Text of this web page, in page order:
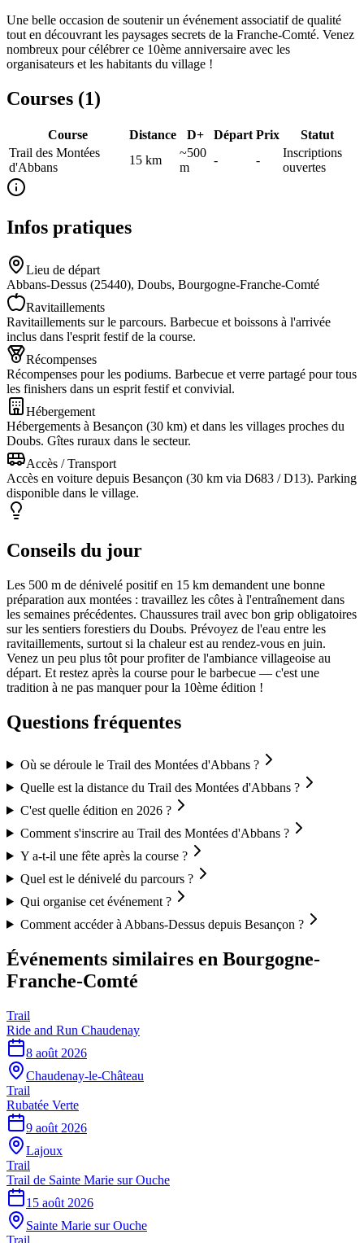
Une belle occasion de soutenir un événement associatif de qualité
tout en découvrant les paysages secrets de la Franche-Comté. Venez
nombreux pour célébrer ce 10ème anniversaire avec les
organisateurs et les habitants du village !
Courses (1)
Course Distance D+ Départ Prix
Statut
Trail des Montées
d'Abbans
15 km
~500
m
- -
Inscriptions
ouvertes
Infos pratiques
Lieu de départ
Abbans-Dessus (25440), Doubs, Bourgogne-Franche-Comté
Ravitaillements
Ravitaillements sur le parcours. Barbecue et boissons à l'arrivée
inclus dans l'esprit festif de la course.
Récompenses
Récompenses pour les podiums. Barbecue et verre partagé pour tous
les finishers dans un esprit festif et convivial.
Hébergement
Hébergements à Besançon (30 km) et dans les villages proches du
Doubs. Gîtes ruraux dans le secteur.
Accès / Transport
Accès en voiture depuis Besançon (30 km via D683 / D13). Parking
disponible dans le village.
Conseils du jour
Les 500 m de dénivelé positif en 15 km demandent une bonne
préparation aux montées : travaillez les côtes à l'entraînement dans
les semaines précédentes. Chaussures trail avec bon grip obligatoires
sur les sentiers forestiers du Doubs. Prévoyez de l'eau entre les
ravitaillements, surtout si la chaleur est au rendez-vous en juin.
Venez un peu plus tôt pour profiter de l'ambiance villageoise au
départ. Et restez après la course pour le barbecue — c'est une
tradition à ne pas manquer pour la 10ème édition !
Questions fréquentes
Où se déroule le Trail des Montées d'Abbans ?
Quelle est la distance du Trail des Montées d'Abbans ?
C'est quelle édition en 2026 ?
Comment s'inscrire au Trail des Montées d'Abbans ?
Y a-t-il une fête après la course ?
Quel est le dénivelé du parcours ?
Qui organise cet événement ?
Comment accéder à Abbans-Dessus depuis Besançon ?
Événements similaires en Bourgogne-
Franche-Comté
Trail
Ride and Run Chaudenay
8 août 2026
Chaudenay-le-Château
Trail
Rubatée Verte
9 août 2026
Lajoux
Trail
Trail de Sainte Marie sur Ouche
15 août 2026
Sainte Marie sur Ouche
Trail